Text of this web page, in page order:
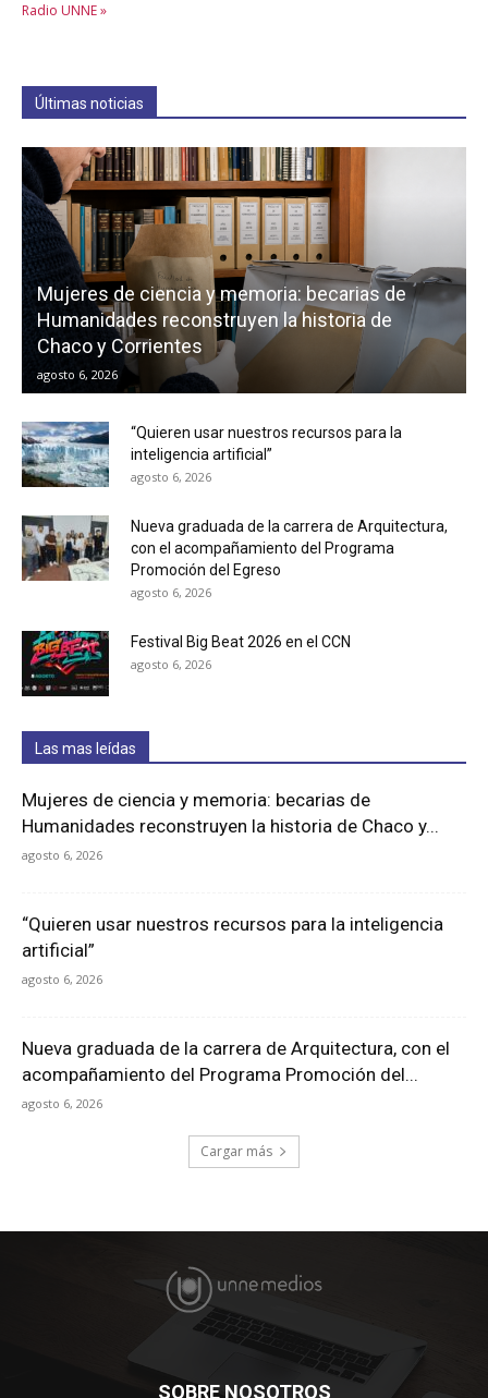
Radio UNNE »
Últimas noticias
Mujeres de ciencia y memoria: becarias de
Humanidades reconstruyen la historia de
Chaco y Corrientes
agosto 6, 2026
“Quieren usar nuestros recursos para la
inteligencia artificial”
agosto 6, 2026
Nueva graduada de la carrera de Arquitectura,
con el acompañamiento del Programa
Promoción del Egreso
agosto 6, 2026
Festival Big Beat 2026 en el CCN
agosto 6, 2026
Las mas leídas
Mujeres de ciencia y memoria: becarias de
Humanidades reconstruyen la historia de Chaco y...
agosto 6, 2026
“Quieren usar nuestros recursos para la inteligencia
artificial”
agosto 6, 2026
Nueva graduada de la carrera de Arquitectura, con el
acompañamiento del Programa Promoción del...
agosto 6, 2026
Cargar más
SOBRE NOSOTROS